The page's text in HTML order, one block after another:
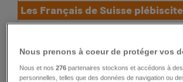
Les Français de Suisse
Nous prenons à coeur de protéger vos
Nous et nos276 partenaires stockons et accédons à
personnelles, telles que des données de navigation ou